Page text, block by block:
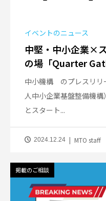
イベントのニュース
中堅・中小企業×
の場「Quarter
中小機構 のプレスリリ
人中小企業基盤整備機
とスタート...
2024.12.24 MTO staff
掲載のご相談